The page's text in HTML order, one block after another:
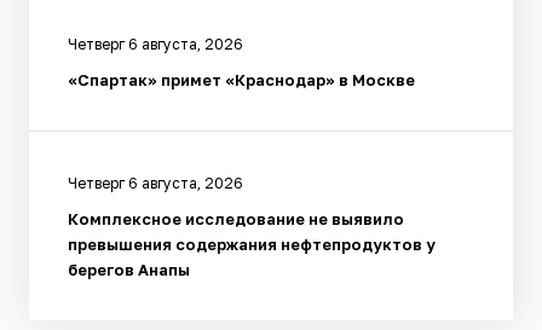
Четверг 6 августа, 2026
«Спартак» примет «Краснодар» в Москве
Четверг 6 августа, 2026
Комплексное исследование не выявило
превышения содержания нефтепродуктов у
берегов Анапы